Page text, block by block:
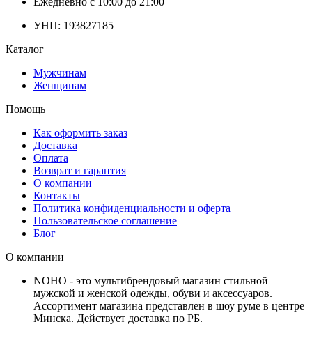
УНП: 193827185
Каталог
Мужчинам
Женщинам
Помощь
Как оформить заказ
Доставка
Оплата
Возврат и гарантия
О компании
Контакты
Политика конфиденциальности и оферта
Пользовательское соглашение
Блог
О компании
NOHO - это мультибрендовый магазин стильной
мужской и женской одежды, обуви и аксессуаров.
Ассортимент магазина представлен в шоу руме в центре
Минска. Действует доставка по РБ.